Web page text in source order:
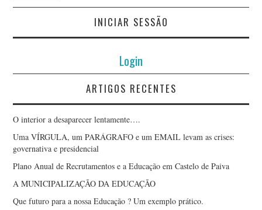
JOSÉ GABRIEL QUARESMA
JOSÉ LUÍS FOGO
LUÍS CIRILO CARVALHO
LUÍSA TEIXEIRA VAZ
MANUEL DAMAS
INICIAR SESSÃO
Login
ARTIGOS RECENTES
O interior a desaparecer lentamente….
Uma VÍRGULA, um PARÁGRAFO e um EMAIL levam as crises:
governativa e presidencial
Plano Anual de Recrutamentos e a Educação em Castelo de Paiva
A MUNICIPALIZAÇÃO DA EDUCAÇÃO
Que futuro para a nossa Educação ? Um exemplo prático.